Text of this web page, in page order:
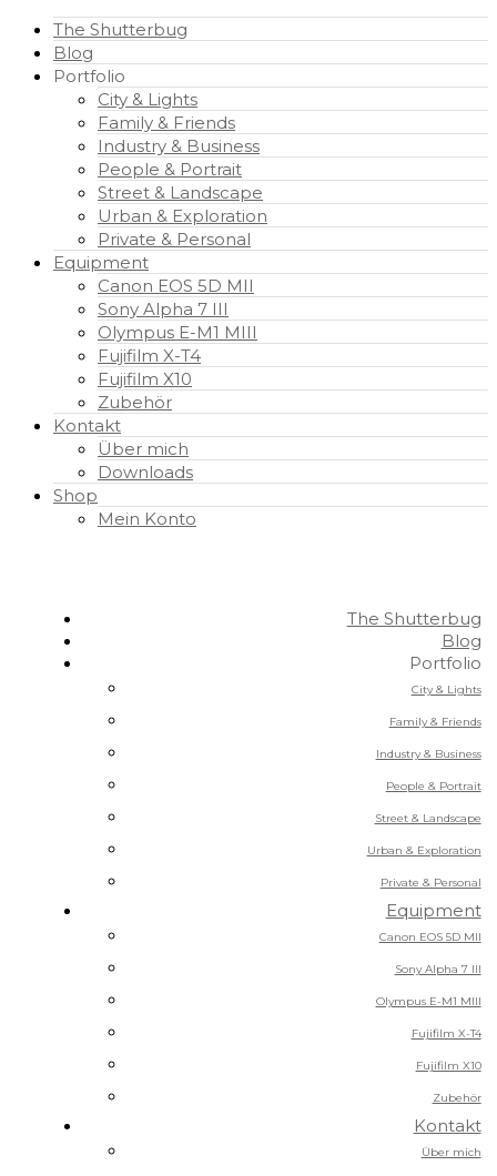
The Shutterbug
Blog
Portfolio
City & Lights
Family & Friends
Industry & Business
People & Portrait
Street & Landscape
Urban & Exploration
Private & Personal
Equipment
Canon EOS 5D MII
Sony Alpha 7 III
Olympus E-M1 MIII
Fujifilm X-T4
Fujifilm X10
Zubehör
Kontakt
Über mich
Downloads
Shop
Mein Konto
The Shutterbug
Blog
Portfolio
City & Lights
Family & Friends
Industry & Business
People & Portrait
Street & Landscape
Urban & Exploration
Private & Personal
Equipment
Canon EOS 5D MII
Sony Alpha 7 III
Olympus E-M1 MIII
Fujifilm X-T4
Fujifilm X10
Zubehör
Kontakt
Über mich